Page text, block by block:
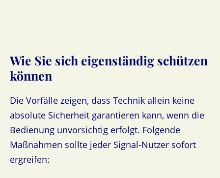
Wie Sie sich eigenständig schützen
können
Die Vorfälle zeigen, dass Technik allein keine
absolute Sicherheit garantieren kann, wenn die
Bedienung unvorsichtig erfolgt. Folgende
Maßnahmen sollte jeder Signal-Nutzer sofort
ergreifen: